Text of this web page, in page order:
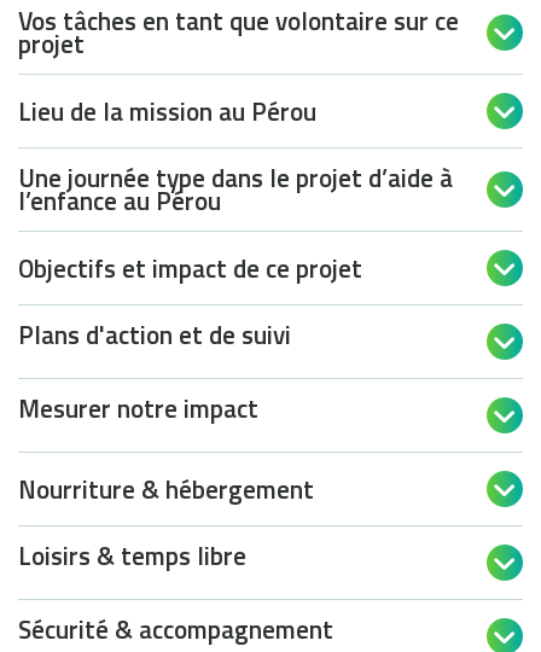
Vos tâches en tant que volontaire sur ce
projet 
Lieu de la mission au Pérou 
Une journée type dans le projet d’aide à
l’enfance au Pérou 
Objectifs et impact de ce projet 
Plans d'action et de suivi 
Mesurer notre impact 
Nourriture & hébergement 
Loisirs & temps libre 
Sécurité & accompagnement 